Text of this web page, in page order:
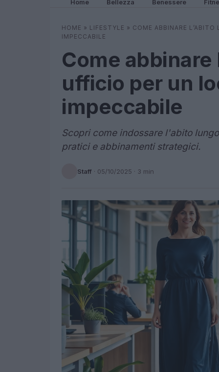
Home Bellezza Benessere
HOME » LIFESTYLE » COME ABBINARE
IMPECCABILE
Come abbinare
ufficio per un
impeccabile
Scopri come indossare l'abito
pratici e abbinamenti strategici.
Staff · 05/10/2025 · 3 min